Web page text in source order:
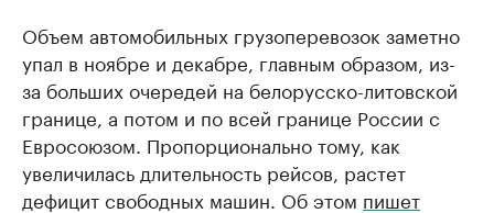
Объем автомобильных грузоперевозок заметно
упал в ноябре и декабре, главным образом, из-
за больших очередей на белорусско-литовской
границе, а потом и по всей границе России с
Евросоюзом. Пропорционально тому, как
увеличилась длительность рейсов, растет
дефицит свободных машин. Об этом пишет